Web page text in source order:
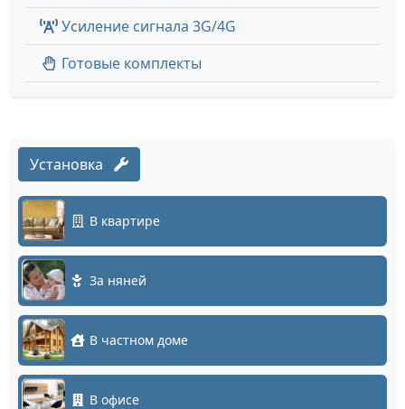
Усиление сигнала 3G/4G
Готовые комплекты
Установка
В квартире
За няней
В частном доме
В офисе